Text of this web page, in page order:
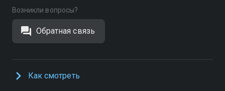
Возникли вопросы?
Обратная связь
Как смотреть